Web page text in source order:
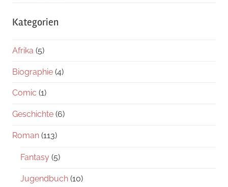
Kategorien
Afrika (5)
Biographie (4)
Comic (1)
Geschichte (6)
Roman (113)
Fantasy (5)
Jugendbuch (10)